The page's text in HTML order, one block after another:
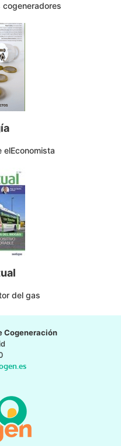
cogeneradores
elEconomista
del gas
Cogeneración